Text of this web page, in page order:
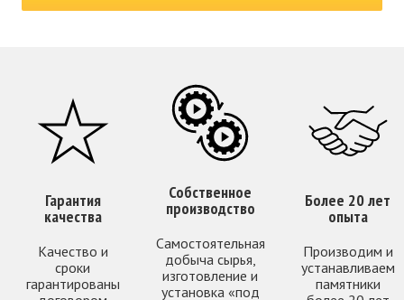
Гарантия
качества
Качество и
сроки
гарантированы
Собственное
производство
Самостоятельная
добыча сырья,
изготовление и
установка «под
Более 20 лет
опыта
Производим и
устанавливаем
памятники